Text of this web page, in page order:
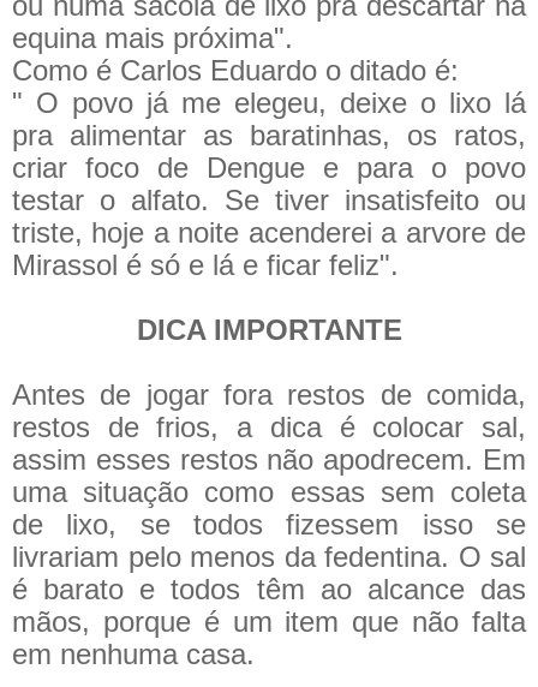
equina mais próxima".
Como é Carlos Eduardo o ditado é:
" O povo já me elegeu, deixe o lixo lá
pra alimentar as baratinhas, os ratos,
criar foco de Dengue e para o povo
testar o alfato. Se tiver insatisfeito ou
triste, hoje a noite acenderei a arvore de
Mirassol é só e lá e ficar feliz".
DICA IMPORTANTE
Antes de jogar fora restos de comida,
restos de frios, a dica é colocar sal,
assim esses restos não apodrecem. Em
uma situação como essas sem coleta
de lixo, se todos fizessem isso se
livrariam pelo menos da fedentina. O sal
é barato e todos têm ao alcance das
mãos, porque é um item que não falta
em nenhuma casa.